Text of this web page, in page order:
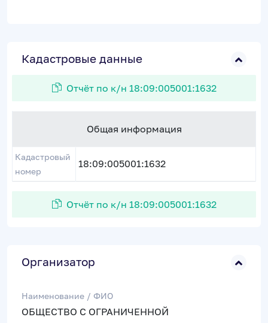
Кадастровые данные
Отчёт по к/н 18:09:005001:1632
Общая информация
Кадастровый
номер
18:09:005001:1632
Отчёт по к/н 18:09:005001:1632
Организатор
Наименование / ФИО
ОБЩЕСТВО С ОГРАНИЧЕННОЙ